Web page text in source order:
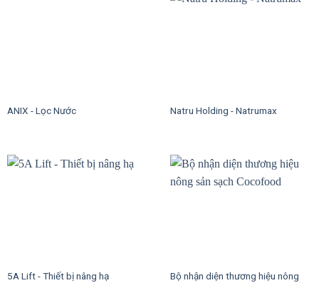
ANIX - Lọc Nước Natru Holding - Natrumax
5A Lift - Thiết bị nâng hạ
Bộ nhận diện thương hiệu nông